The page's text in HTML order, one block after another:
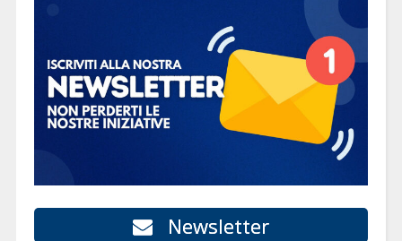
Newsletter